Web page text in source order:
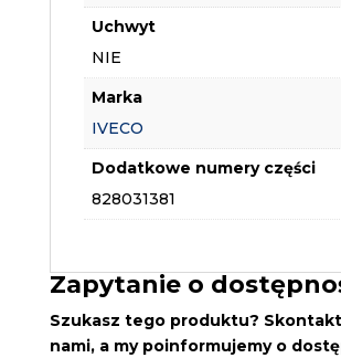
Uchwyt
NIE
Marka
IVECO
Dodatkowe numery części
828031381
Zapytanie o
Szukasz tego produktu?
nami, a my poinformujemy o